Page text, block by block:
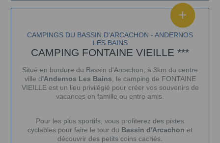
CAMPINGS DU BASSIN D'ARCACHON - ANDERNOS
LES BAINS
CAMPING FONTAINE VIEILLE ***
Situé en bordure du Bassin d'Arcachon, à 3km du centre
ville d'Andernos Les Bains , le camping de FONTAINE
VIEILLE est un lieu privilégié pour créer vos souvenirs de
vacances en famille ou entre amis.
Pour les plus sportifs, vous profiterez des pistes
cyclables pour faire le tour du Bassin d'Arcachon et
découvrir des petits coins cachés.